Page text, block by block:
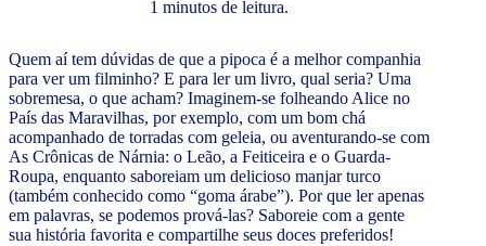
1 minutos de leitura.
Quem aí tem dúvidas de que a pipoca é a melhor companhia
para ver um filminho? E para ler um livro, qual seria? Uma
sobremesa, o que acham? Imaginem-se folheando Alice no
País das Maravilhas, por exemplo, com um bom chá
acompanhado de torradas com geleia, ou aventurando-se com
As Crônicas de Nárnia: o Leão, a Feiticeira e o Guarda-
Roupa, enquanto saboreiam um delicioso manjar turco
(também conhecido como “goma árabe”). Por que ler apenas
em palavras, se podemos prová-las? Saboreie com a gente
sua história favorita e compartilhe seus doces preferidos!